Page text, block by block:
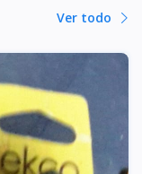
Ver todo